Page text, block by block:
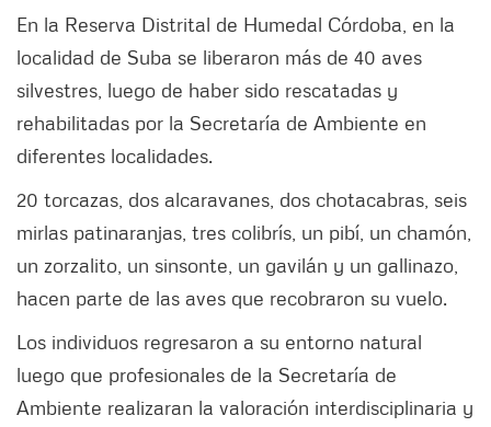
En la Reserva Distrital de Humedal Córdoba, en la
localidad de Suba se liberaron más de 40 aves
silvestres, luego de haber sido rescatadas y
rehabilitadas por la Secretaría de Ambiente en
diferentes localidades.
20 torcazas, dos alcaravanes, dos chotacabras, seis
mirlas patinaranjas, tres colibrís, un pibí, un chamón,
un zorzalito, un sinsonte, un gavilán y un gallinazo,
hacen parte de las aves que recobraron su vuelo.
Los individuos regresaron a su entorno natural
luego que profesionales de la Secretaría de
Ambiente realizaran la valoración interdisciplinaria y